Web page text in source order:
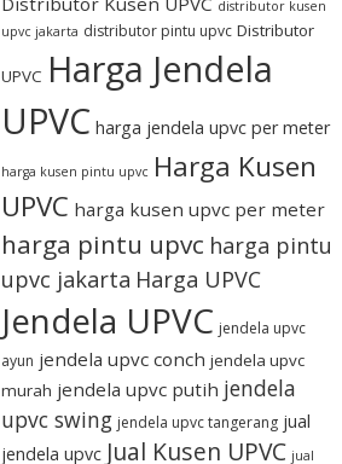
distributor kusen
upvc jakarta distributor pintu upvc Distributor
UPVC Harga Jendela
UPVC harga jendela upvc per meter
harga kusen pintu upvc Harga Kusen
UPVC harga kusen upvc per meter
harga pintu upvc harga pintu
upvc jakarta Harga UPVC
Jendela UPVC jendela upvc
ayun jendela upvc conch jendela upvc
murah jendela upvc putih jendela
upvc swing jendela upvc tangerang jual
jendela upvc Jual Kusen UPVC jual